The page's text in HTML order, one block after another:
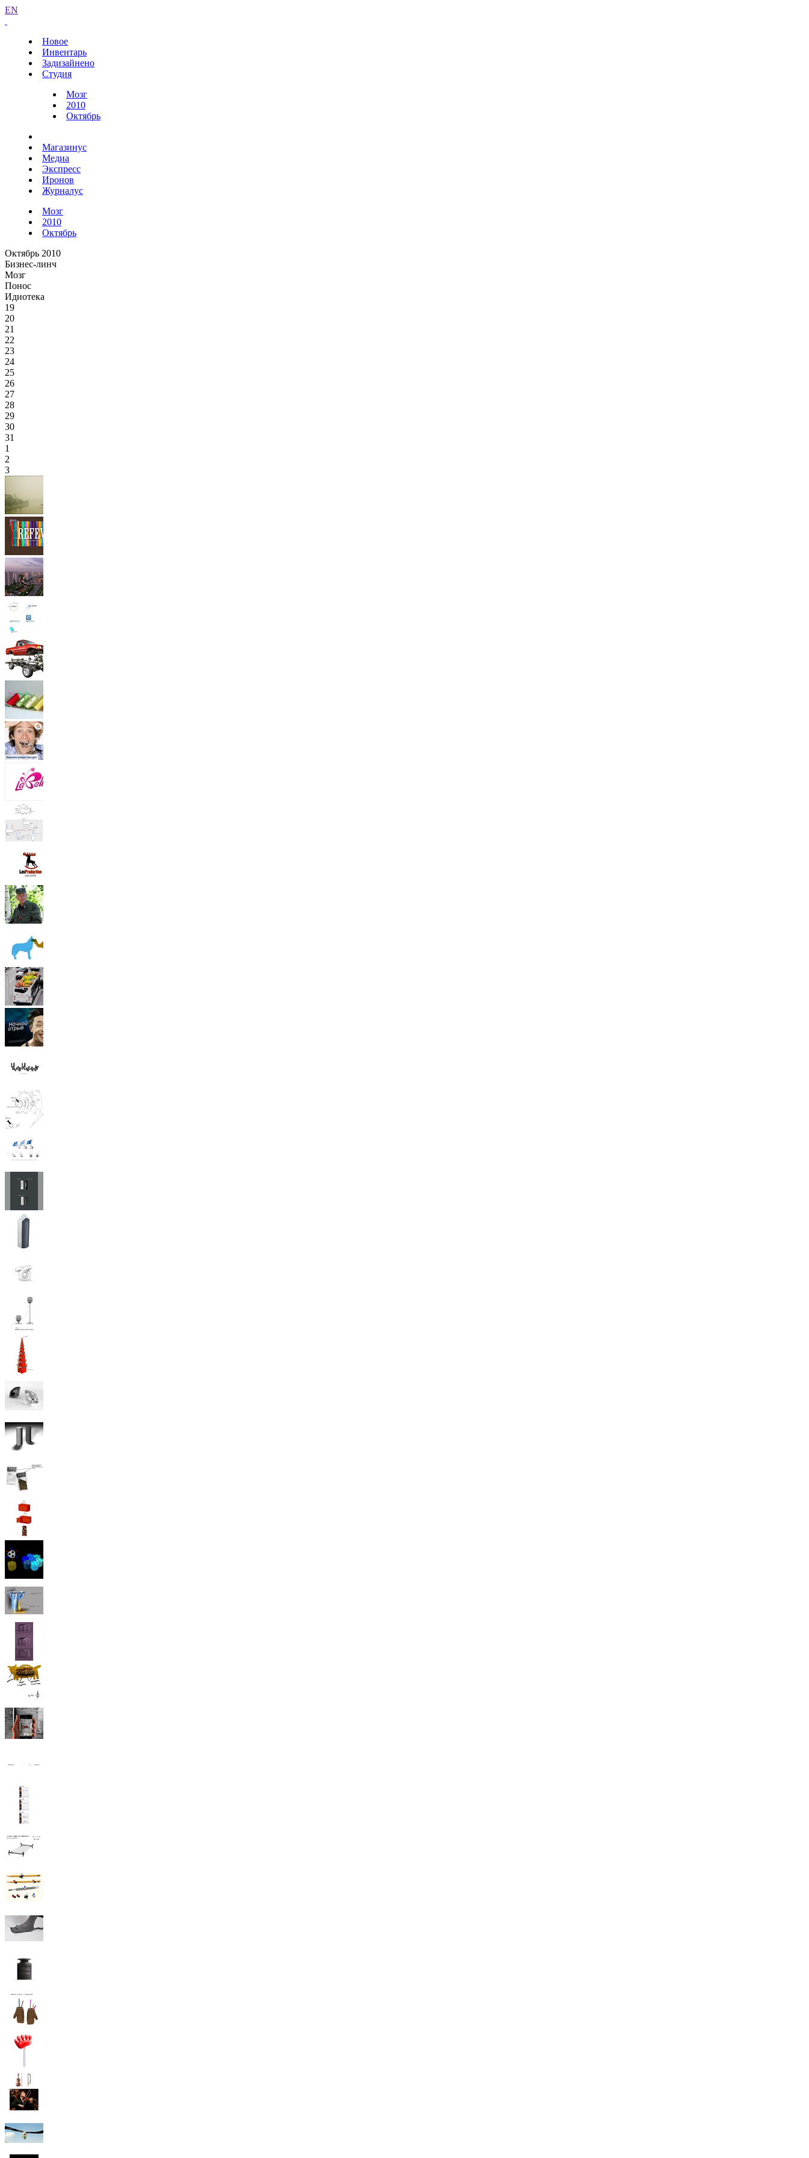
EN
Новое
Инвентарь
Задизайнено
Студия
Мозг
2010
Октябрь
Магазинус
Медиа
Экспресс
Иронов
Журналус
Мозг
2010
Октябрь
Октябрь 2010
Бизнес-линч
Мозг
Понос
Идиотека
19
20
21
22
23
24
25
26
27
28
29
30
31
1
2
3